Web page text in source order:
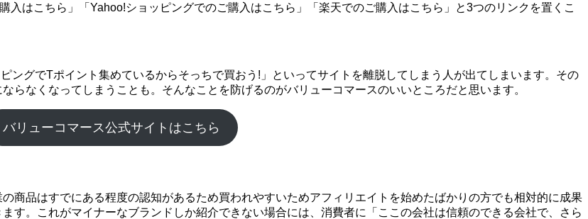
はこちら」「Yahoo!ショッピングでのご購入はこちら」「楽天でのご購入はこちら」と3つのリンクを置くこ
ングでTポイント集めているからそっちで買おう!」といってサイトを離脱してしまう人が出てしまいます。その
らなくなってしまうことも。そんなことを防げるのがバリューコマースのいいところだと思います。
バリューコマース公式サイトはこちら
商品はすでにある程度の認知があるため買われやすいためアフィリエイトを始めたばかりの方でも相対的に成果
す。これがマイナーなブランドしか紹介できない場合には、消費者に「ここの会社は信頼のできる会社で、さら